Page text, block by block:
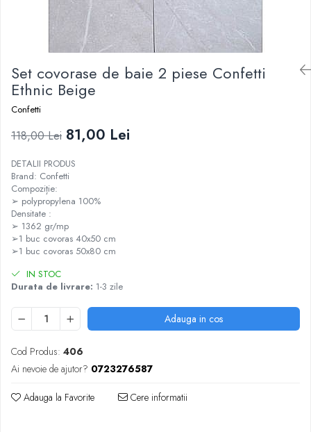
Set covorase de baie 2 piese Confetti
Ethnic Beige
Confetti
118,00 Lei 81,00 Lei
DETALII PRODUS
Brand: Confetti
Compoziție:
➢ polypropylena 100%
Densitate :
➢ 1362 gr/mp
➢1 buc covoras 40x50 cm
➢1 buc covoras 50x80 cm
IN STOC
Durata de livrare: 1-3 zile
Adauga in cos
Cod Produs: 406
Ai nevoie de ajutor? 0723276587
Adauga la Favorite Cere informatii